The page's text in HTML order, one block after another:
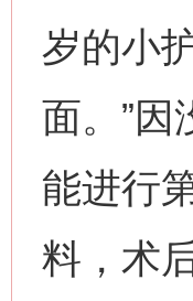
岁的小
面。”
能进行
料，术